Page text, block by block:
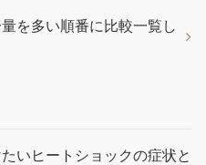
を多い順番に比較一覧し
いヒートショックの症状と